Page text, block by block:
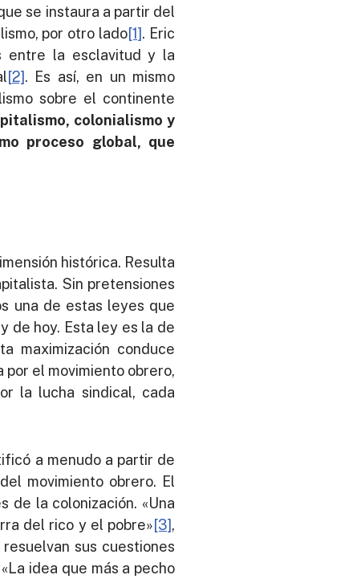
se instaura a partir del
por otro lado[1]. Eric
entre la esclavitud y la
[2]. Es así, en un mismo
sobre el continente
colonialismo y
proceso global, que
histórica. Resulta
Sin pretensiones
una de estas leyes que
de hoy. Esta ley es la de
maximización conduce
el movimiento obrero,
la lucha sindical, cada
a menudo a partir de
movimiento obrero. El
de la colonización. «Una
del rico y el pobre»[3],
sus cuestiones
idea que más a pecho